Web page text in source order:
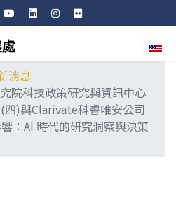
選擇
消息
院科技政策研究與資訊中心
四)與Clarivate科睿唯安公司
：AI 時代的研究洞察與決策